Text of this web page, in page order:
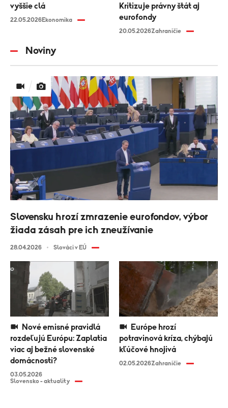
vyššie clá
22.05.2026Ekonomika
Kritizuje právny štát aj
eurofondy
20.05.2026Zahraničie
Noviny
rozdeľujú Európu: Zaplatia
viac aj bežné slovenské
domácnosti?
03.05.2026
Slovensko - aktuality
potravinová kríza, chýbajú
kľúčové hnojivá
02.05.2026Zahraničie
Slovensku hrozí zmrazenie eurofondov, výbor
žiada zásah pre ich zneužívanie
28.04.2026 Slováci v EÚ